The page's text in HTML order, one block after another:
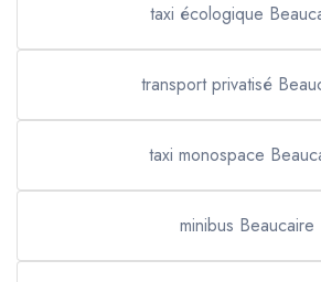
taxi écologique
transport privatisé
taxi monospace
minibus Beaucaire